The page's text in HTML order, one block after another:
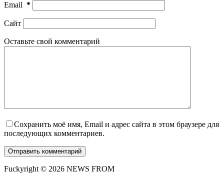
Email *
Сайт
Оставьте свой комментарий
Сохранить моё имя, Email и адрес сайта в этом браузере для
последующих комментариев.
Отправить комментарий
Fuckyright © 2026 NEWS FROM